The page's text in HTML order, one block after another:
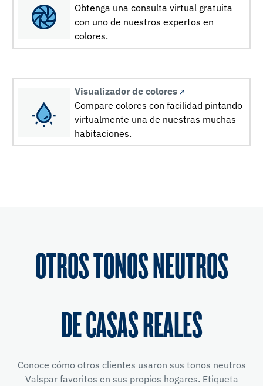
Obtenga una consulta virtual gratuita
con uno de nuestros expertos en
colores.
Visualizador de colores
Compare colores con facilidad pintando
virtualmente una de nuestras muchas
habitaciones.
OTROS TONOS NEUTROS
DE CASAS REALES
Conoce cómo otros clientes usaron sus tonos neutros
Valspar favoritos en sus propios hogares. Etiqueta